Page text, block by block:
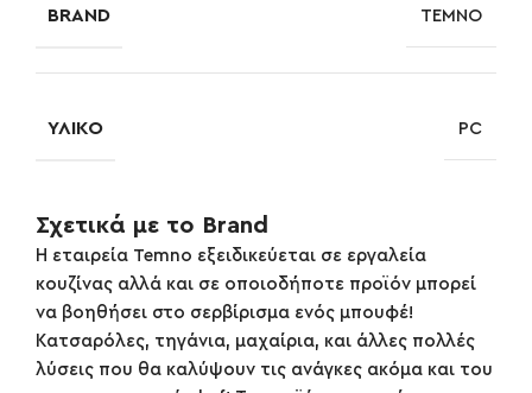
BRAND TEMNO
ΥΛΙΚΌ PC
Σχετικά με το Brand
Η εταιρεία Temno εξειδικεύεται σε εργαλεία
κουζίνας αλλά και σε οποιοδήποτε προϊόν μπορεί
να βοηθήσει στο σερβίρισμα ενός μπουφέ!
Κατσαρόλες, τηγάνια, μαχαίρια, και άλλες πολλές
λύσεις που θα καλύψουν τις ανάγκες ακόμα και του